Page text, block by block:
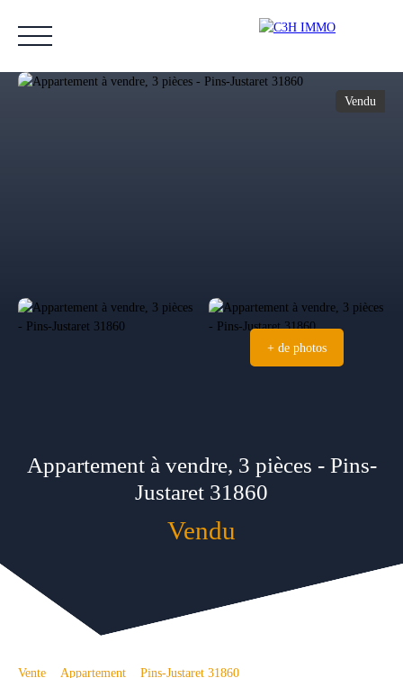
Estimation
Vendu
+ de photos
Appartement à vendre, 3 pièces - Pins-
Justaret 31860
Vendu
Vente Appartement
Pins-Justaret 31860